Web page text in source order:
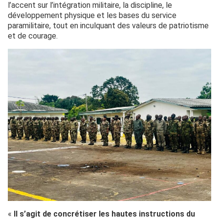
l’accent sur l’intégration militaire, la discipline, le
développement physique et les bases du service
paramilitaire, tout en inculquant des valeurs de patriotisme
et de courage.
« Il s’agit de concrétiser les hautes instructions du